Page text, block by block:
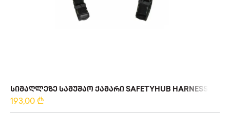
ᲡᲘᲛᲐᲦᲚᲔᲖᲔ ᲡᲐᲛᲣᲨᲐᲝ ᲥᲐᲛᲐᲠᲘ SAFETYHUB HARNESS – XL
193,00 ₾